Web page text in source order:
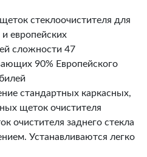
стеклоочистителя для
европейских
сложности 47
90% Европейского
стандартных каркасных,
щеток очистителя
очистителя заднего стекла
Устанавливаются легко